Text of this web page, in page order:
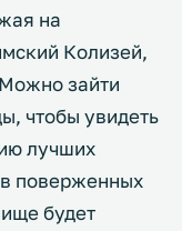
на
Колизей,
зайти
чтобы увидеть
лучших
поверженных
будет